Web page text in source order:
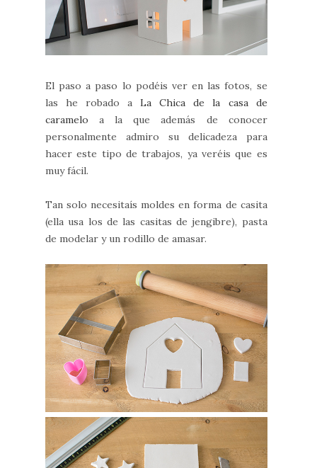
El paso a paso lo podéis ver en las fotos, se
las he robado aLa Chica de la casa de
caramelo a la que además de conocer
personalmente admiro su delicadeza para
hacer este tipo de trabajos, ya veréis que es
muy fácil.
Tan solo necesitaís moldes en forma de casita
(ella usa los de las casitas de jengibre), pasta
de modelar y un rodillo de amasar.